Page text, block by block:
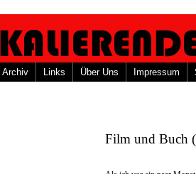
Archiv Links Über Uns Impressum
Film und Buch